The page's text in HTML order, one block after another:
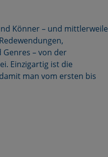
Könner – und mittlerweile
– von der
Einzigartig ist die
man vom ersten bis